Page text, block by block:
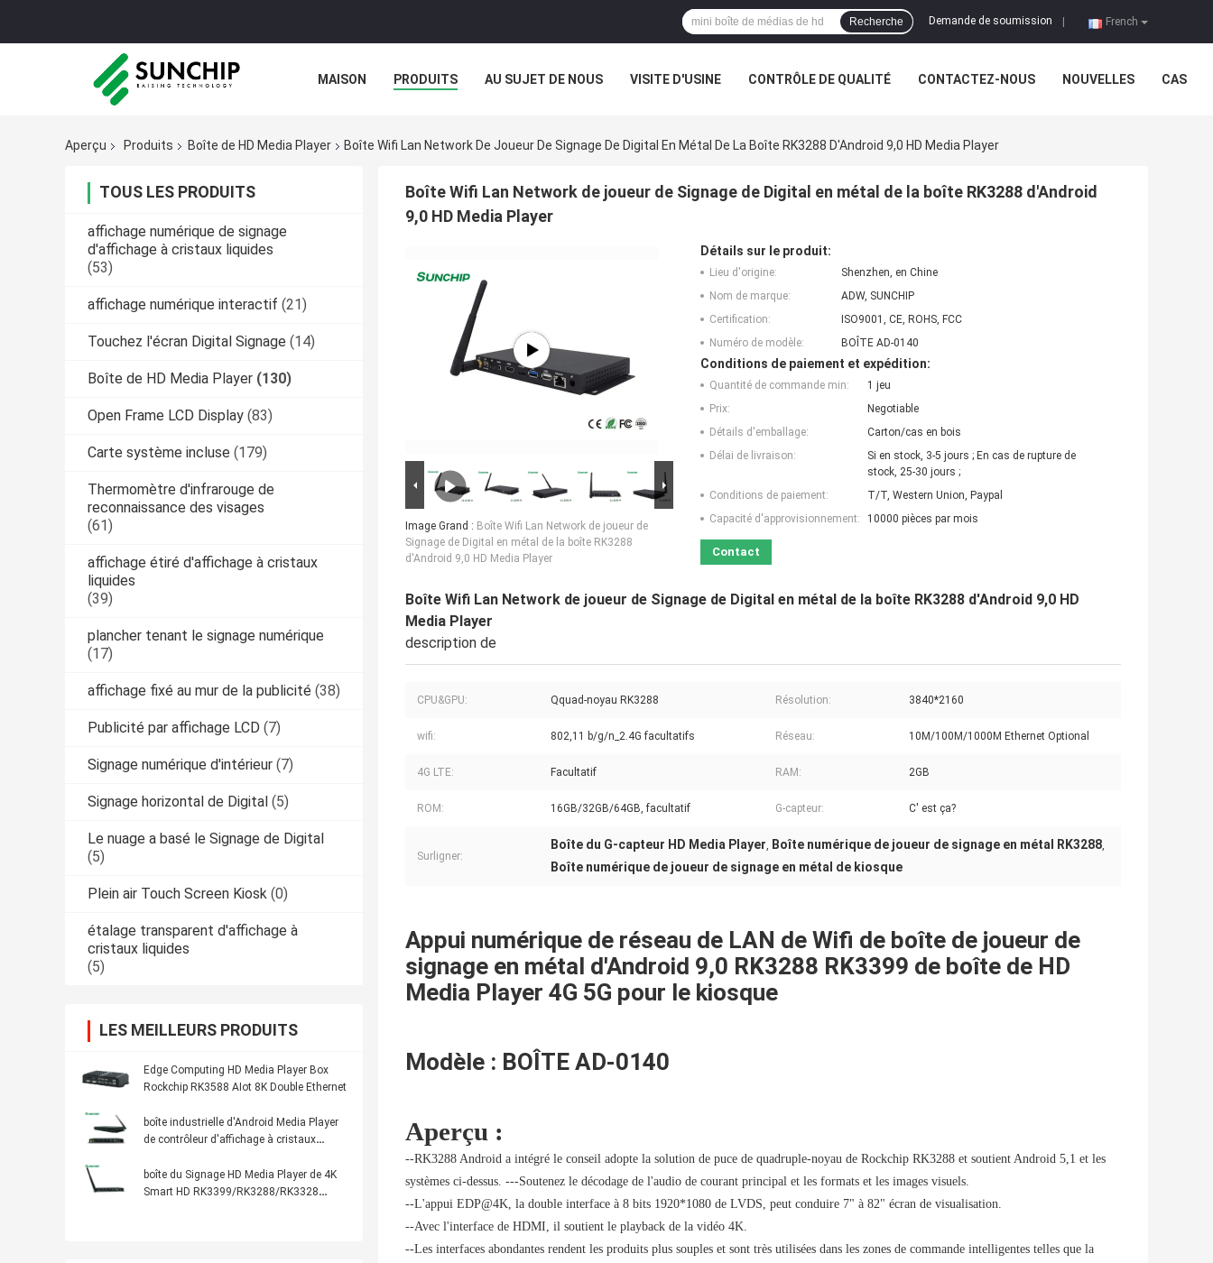
French
Demande de soumission
Recherche
MAISON PRODUITS AU SUJET DE NOUS VISITE D'USINE CONTRÔLE DE QUALITÉ CONTACTEZ-NOUS NOUVELLES CAS
Aperçu Produits Boîte de HD Media Player Boîte Wifi Lan Network De Joueur De Signage De Digital En Métal De La Boîte RK3288 D'Android 9,0 HD Media Player
TOUS LES PRODUITS
affichage numérique de signage
d'affichage à cristaux liquides
(53)
affichage numérique interactif (21)
Touchez l'écran Digital Signage (14)
Boîte de HD Media Player (130)
Open Frame LCD Display (83)
Carte système incluse (179)
Thermomètre d'infrarouge de
reconnaissance des visages
(61)
affichage étiré d'affichage à cristaux
liquides
(39)
plancher tenant le signage numérique
(17)
affichage fixé au mur de la publicité (38)
Publicité par affichage LCD (7)
Signage numérique d'intérieur (7)
Signage horizontal de Digital (5)
Le nuage a basé le Signage de Digital
(5)
Plein air Touch Screen Kiosk (0)
étalage transparent d'affichage à
cristaux liquides
(5)
LES MEILLEURS PRODUITS
Edge Computing HD Media Player Box
Rockchip RK3588 AIot 8K Double Ethernet
boîte industrielle d'Android Media Player
de contrôleur d'affichage à cristaux
fonctionnement des heures 7x24
boîte du Signage HD Media Player de 4K
Smart HD RK3399/RK3288/RK3328
Boîte Wifi Lan Network de joueur de Signage de Digital en métal de la boîte RK3288 d'Android
9,0 HD Media Player
Image Grand : Boîte Wifi Lan Network de joueur de
Signage de Digital en métal de la boîte RK3288
d'Android 9,0 HD Media Player
Détails sur le produit:
Lieu d'origine:
Shenzhen, en Chine
Nom de marque:
ADW, SUNCHIP
Certification:
ISO9001, CE, ROHS, FCC
Numéro de modèle:
BOÎTE AD-0140
Conditions de paiement et expédition:
Quantité de commande min:
1 jeu
Prix:
Negotiable
Détails d'emballage:
Carton/cas en bois
Délai de livraison:
Si en stock, 3-5 jours ; En cas de rupture de
stock, 25-30 jours ;
Conditions de paiement:
T/T, Western Union, Paypal
Capacité d'approvisionnement:
10000 pièces par mois
Contact
Boîte Wifi Lan Network de joueur de Signage de Digital en métal de la boîte RK3288 d'Android 9,0 HD
Media Player
description de
CPU&GPU: Qquad-noyau RK3288 Résolution: 3840*2160
wifi: 802,11 b/g/n_2.4G facultatifs Réseau: 10M/100M/1000M Ethernet Optional
4G LTE: Facultatif RAM: 2GB
ROM: 16GB/32GB/64GB, facultatif G-capteur: C' est ça?
Surligner:
Boîte du G-capteur HD Media Player, Boîte numérique de joueur de signage en métal RK3288,
Boîte numérique de joueur de signage en métal de kiosque
Appui numérique de réseau de LAN de Wifi de boîte de joueur de
signage en métal d'Android 9,0 RK3288 RK3399 de boîte de HD
Media Player 4G 5G pour le kiosque
Modèle : BOÎTE AD-0140
Aperçu :
--RK3288 Android a intégré le conseil adopte la solution de puce de quadruple-noyau de Rockchip RK3288 et soutient Android 5,1 et les
systèmes ci-dessus. ---Soutenez le décodage de l'audio de courant principal et les formats et les images visuels.
--L'appui EDP@4K, la double interface à 8 bits 1920*1080 de LVDS, peut conduire 7" à 82" écran de visualisation.
--Avec l'interface de HDMI, il soutient le playback de la vidéo 4K.
--Les interfaces abondantes rendent les produits plus souples et sont très utilisées dans les zones de commande intelligentes telles que la